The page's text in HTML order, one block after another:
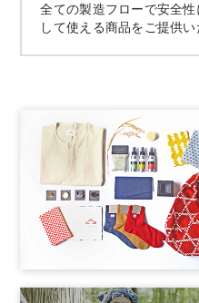
全ての製造フローで安全
して使える商品をご提供い